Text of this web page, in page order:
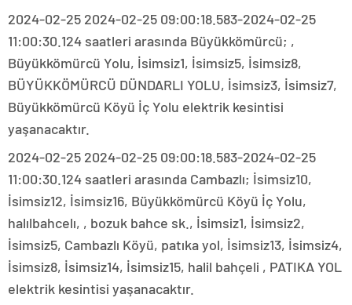
2024-02-25 2024-02-25 09:00:18.583-2024-02-25
11:00:30.124 saatleri arasında Büyükkömürcü; ,
Büyükkömürcü Yolu, İsimsiz1, İsimsiz5, İsimsiz8,
BÜYÜKKÖMÜRCÜ DÜNDARLI YOLU, İsimsiz3, İsimsiz7,
Büyükkömürcü Köyü İç Yolu elektrik kesintisi
yaşanacaktır.
2024-02-25 2024-02-25 09:00:18.583-2024-02-25
11:00:30.124 saatleri arasında Cambazlı; İsimsiz10,
İsimsiz12, İsimsiz16, Büyükkömürcü Köyü İç Yolu,
halılbahcelı, , bozuk bahce sk., İsimsiz1, İsimsiz2,
İsimsiz5, Cambazlı Köyü, patıka yol, İsimsiz13, İsimsiz4,
İsimsiz8, İsimsiz14, İsimsiz15, halil bahçeli , PATIKA YOL
elektrik kesintisi yaşanacaktır.